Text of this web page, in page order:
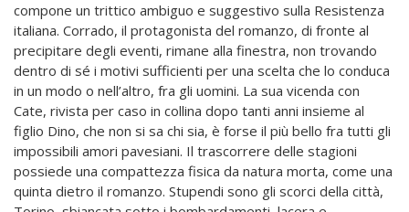
compone un trittico ambiguo e suggestivo sulla Resistenza
italiana. Corrado, il protagonista del romanzo, di fronte al
precipitare degli eventi, rimane alla finestra, non trovando
dentro di sé i motivi sufficienti per una scelta che lo conduca
in un modo o nell’altro, fra gli uomini. La sua vicenda con
Cate, rivista per caso in collina dopo tanti anni insieme al
figlio Dino, che non si sa chi sia, è forse il più bello fra tutti gli
impossibili amori pavesiani. Il trascorrere delle stagioni
possiede una compattezza fisica da natura morta, come una
quinta dietro il romanzo. Stupendi sono gli scorci della città,